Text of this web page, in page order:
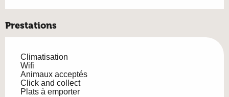
Prestations
Climatisation
Wifi
Animaux acceptés
Click and collect
Plats à emporter